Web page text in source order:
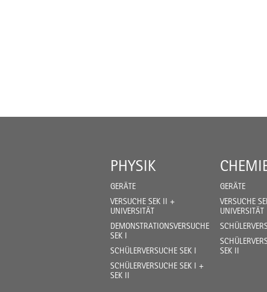
PHYSIK
GERÄTE
VERSUCHE SEK II +
UNIVERSITÄT
DEMONSTRATIONSVERSUCHE
SEK I
SCHÜLERVERSUCHE SEK I
SCHÜLERVERSUCHE SEK I +
SEK II
GERÄTE
VERSUCHE
UNIVERSITÄT
SEK II